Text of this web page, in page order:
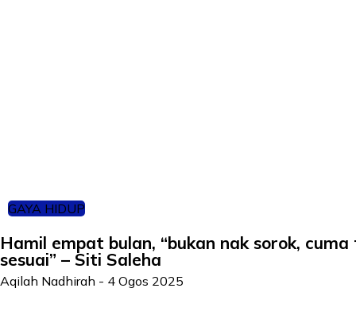
GAYA HIDUP
Hamil empat bulan, “bukan nak sorok,
sesuai” – Siti Saleha
Aqilah Nadhirah - 4 Ogos 2025